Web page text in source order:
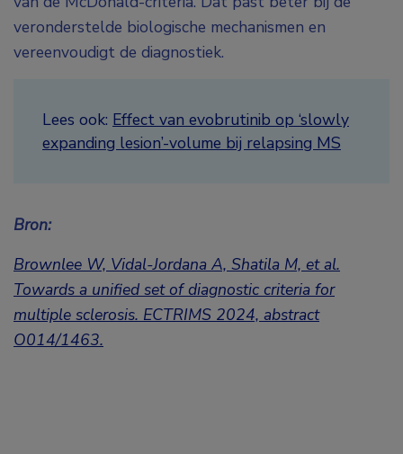
veronderstelde biologische mechanismen en
vereenvoudigt de diagnostiek.
Lees ook: Effect van evobrutinib op ‘slowly
expanding lesion’-volume bij relapsing MS
Bron:
Brownlee W, Vidal-Jordana A, Shatila M, et al.
Towards a unified set of diagnostic criteria for
multiple sclerosis. ECTRIMS 2024, abstract
O014/1463.